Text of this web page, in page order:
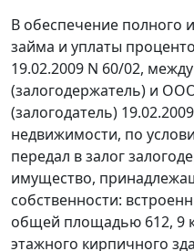
В обеспечение полного
займа и уплаты
19.02.2009 N 60/02,
(залогодержатель) и
(залогодатель)
недвижимости, по
передал в залог
имущество,
собственности:
общей площадью 612, 9
этажного кирпичного